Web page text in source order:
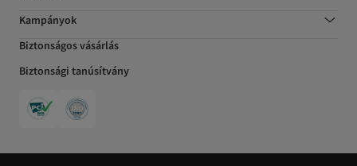
Kampányok
Biztonságos vásárlás
Biztonsági tanúsítvány